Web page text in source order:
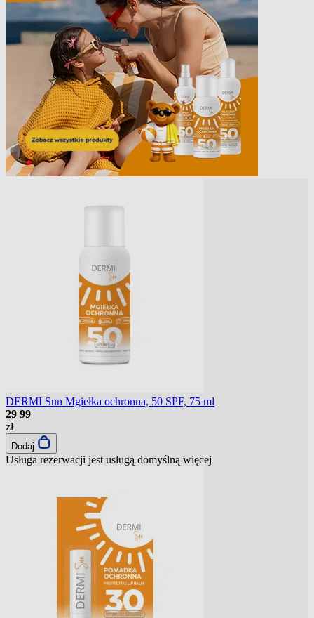
DERMI Sun Mgiełka ochronna, 50 SPF, 75 ml
29 99
zł
Dodaj
Usługa rezerwacji jest usługą domyślną więcej